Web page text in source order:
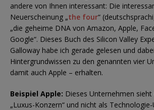
andere von Ihnen interessant: Die
Neuerscheinung „the four“
„die geheime DNA von Amazon, Apple,
Google“. Dieses Buch des Silicon Valley
Galloway habe ich gerade gelesen und
Hintergrundwissen zu den genannten vier
damit auch Apple – erhalten.
Beispiel Apple: Dieses Unternehmen sieht
„Luxus-Konzern“ und nicht als